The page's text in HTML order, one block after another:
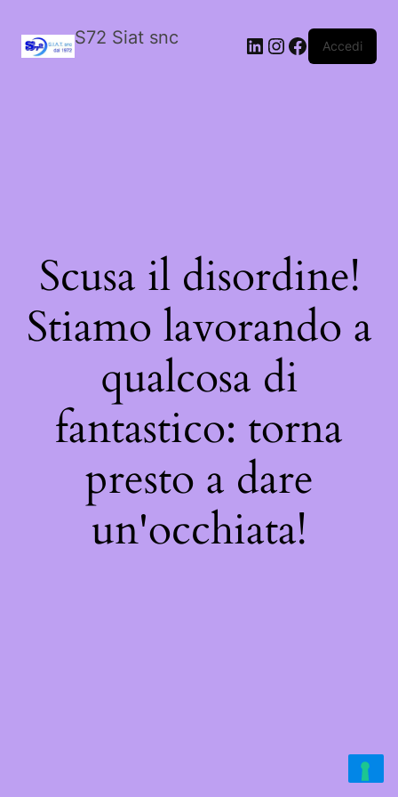
S72 Siat snc LinkedIn
Instagram
Facebook
Accedi
Scusa il disordine!
Stiamo lavorando a
qualcosa di
fantastico: torna
presto a dare
un'occhiata!